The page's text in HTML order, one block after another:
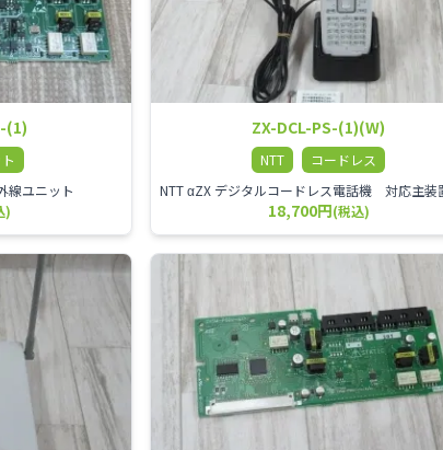
(1)
線ユニット
)
ZX-DCL-PS-(1)(W)
NTT
コードレス
18,700円(税込)